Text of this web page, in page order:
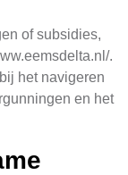
of subsidies,
.
het navigeren
en het